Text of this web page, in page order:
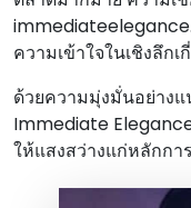
ความเข้าใจในเชิงลึ
ด้วยความมุ่งมั่นอย่าง
Immediate
ให้แสงสว่างแก่หลักก